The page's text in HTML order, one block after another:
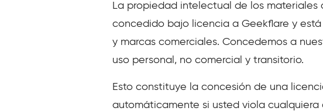
La propiedad intelectual de los
concedido bajo licencia a Geekflare y
y marcas comerciales. Concedemos a
uso personal, no comercial y transitorio.
Esto constituye la concesión de una
automáticamente si usted viola cualquiera